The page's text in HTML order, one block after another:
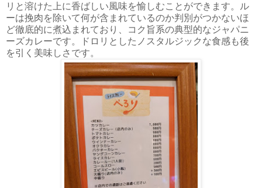
リと溶けた上に香ばしい風味を愉しむことができます。ル
ーは挽肉を除いて何が含まれているのか判別がつかないほ
ど徹底的に煮込まれており、コク旨系の典型的なジャパニ
ーズカレーです。ドロリとしたノスタルジックな食感も後
を引く美味しさです。